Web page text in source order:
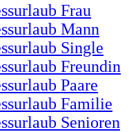
Frau
Mann
Single
Freundin
Paare
Familie
Senioren